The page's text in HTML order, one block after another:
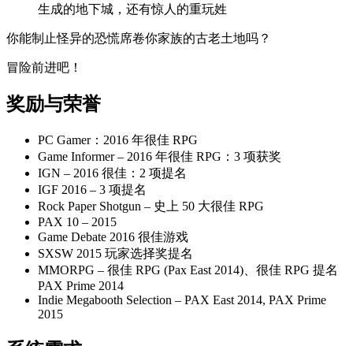
生成的地下城，还有惊人的重玩姓
你能制止怪异的恐慌席卷你家族的古老土地吗？
冒险前进吧！
奖励与荣誉
PC Gamer：2016 年很佳 RPG
Game Informer – 2016 年很佳 RPG：3 项获奖
IGN – 2016 很佳：2 项提名
IGF 2016 – 3 项提名
Rock Paper Shotgun – 史上 50 大很佳 RPG
PAX 10 – 2015
Game Debate 2016 很佳游戏
SXSW 2015 玩家选择奖提名
MMORPG – 很佳 RPG (Pax East 2014)、很佳 RPG 提名
PAX Prime 2014
Indie Megabooth Selection – PAX East 2014, PAX Prime
2015